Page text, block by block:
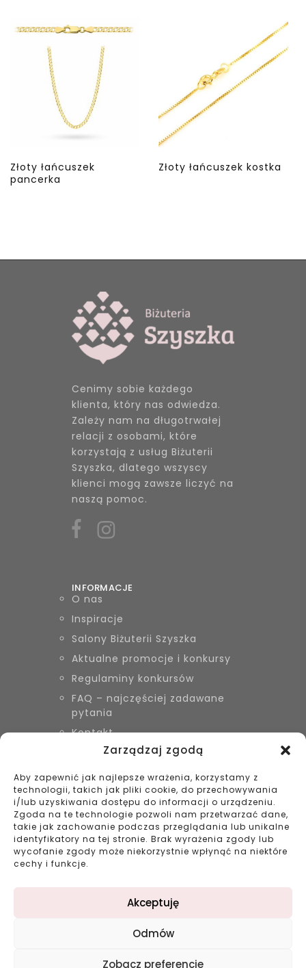
Zarządzaj zgodą
Aby zapewnić jak najlepsze wrażenia, korzystamy z
technologii, takich jak pliki cookie, do przechowywania
i/lub uzyskiwania dostępu do informacji o urządzeniu.
Zgoda na te technologie pozwoli nam przetwarzać dane,
takie jak zachowanie podczas przeglądania lub unikalne
identyfikatory na tej stronie. Brak wyrażenia zgody lub
wycofanie zgody może niekorzystnie wpłynąć na niektóre
cechy i funkcje.
Akceptuję
Odmów
Zobacz preferencje
Złoty łańcuszek
pancerka
Złoty łańcuszek kostka
Cenimy sobie każdego
klienta, który nas odwiedza.
Zależy nam na długotrwałej
relacji z osobami, które
korzystają z usług Biżuterii
Szyszka, dlatego wszyscy
klienci mogą zawsze liczyć na
naszą pomoc.
INFORMACJE
O nas
Inspiracje
Salony Biżuterii Szyszka
Aktualne promocje i konkursy
Regulaminy konkursów
FAQ – najczęściej zadawane
pytania
Kontakt
KONTAKT
Biżuteria Szyszka Sieradz,
Zduńska Wola, Łask
799 038 980
43 695 80 11
kontakt@bizuteriaszyszka.pl
Projekt: double-digital.pl